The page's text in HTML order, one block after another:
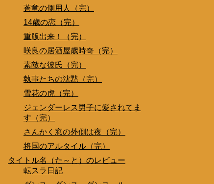
蒼竜の側用人（完）
14歳の恋（完）
重版出来！（完）
咲良の居酒屋歳時奇（完）
素敵な彼氏（完）
執事たちの沈黙（完）
雪花の虎（完）
ジェンダーレス男子に愛されてま
す（完）
さんかく窓の外側は夜（完）
将国のアルタイル（完）
タイトル名（た～と）のレビュー
転スラ日記